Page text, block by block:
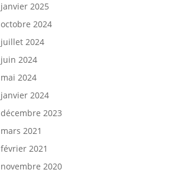
janvier 2025
octobre 2024
juillet 2024
juin 2024
mai 2024
janvier 2024
décembre 2023
mars 2021
février 2021
novembre 2020